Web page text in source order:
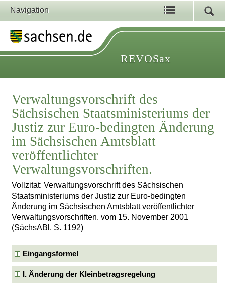
Navigation
REVOSax
Verwaltungsvorschrift des
Sächsischen Staatsministeriums der
Justiz zur Euro-bedingten Änderung
im Sächsischen Amtsblatt
veröffentlichter
Verwaltungsvorschriften.
Vollzitat: Verwaltungsvorschrift des Sächsischen
Staatsministeriums der Justiz zur Euro-bedingten
Änderung im Sächsischen Amtsblatt veröffentlichter
Verwaltungsvorschriften. vom 15. November 2001
(SächsABl. S. 1192)
Eingangsformel
I. Änderung der Kleinbetragsregelung